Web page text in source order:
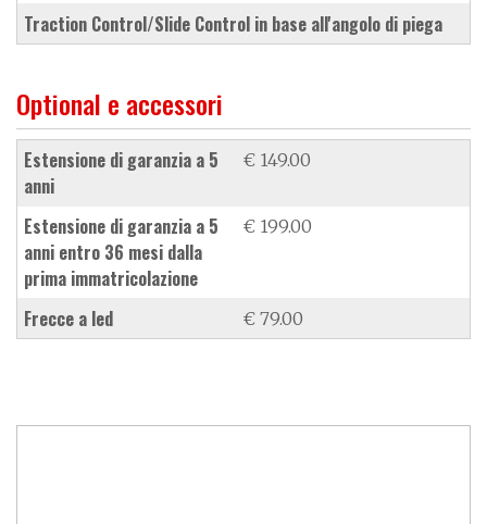
Traction Control/Slide Control in base all'angolo di piega
Optional e accessori
estensione di garanzia a 5
anni
€ 149.00
estensione di garanzia a 5
anni entro 36 mesi dalla
prima immatricolazione
€ 199.00
frecce a led € 79.00